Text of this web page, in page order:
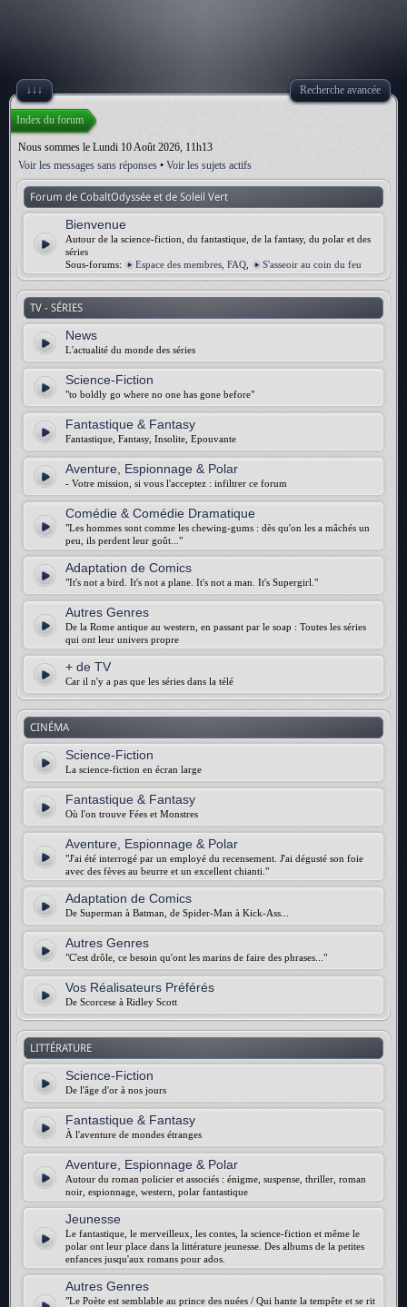
↓↓↓ Recherche avancée
Index du forum
Nous sommes le Lundi 10 Août 2026, 11h13
Voir les messages sans réponses • Voir les sujets actifs
Forum de CobaltOdyssée et de Soleil Vert
Bienvenue
Autour de la science-fiction, du fantastique, de la fantasy, du polar et des
séries
Sous-forums:
Espace des membres, FAQ S'asseoir au coin du feu
TV - SÉRIES
News
L'actualité du monde des séries
Science-Fiction
"to boldly go where no one has gone before"
Fantastique & Fantasy
Fantastique, Fantasy, Insolite, Epouvante
Aventure, Espionnage & Polar
- Votre mission, si vous l'acceptez : infiltrer ce forum
Comédie & Comédie Dramatique
"Les hommes sont comme les chewing-gums : dès qu'on les a mâchés un
peu, ils perdent leur goût..."
Adaptation de Comics
"It's not a bird. It's not a plane. It's not a man. It's Supergirl."
Autres Genres
De la Rome antique au western, en passant par le soap : Toutes les séries
qui ont leur univers propre
+ de TV
Car il n'y a pas que les séries dans la télé
CINÉMA
Science-Fiction
La science-fiction en écran large
Fantastique & Fantasy
Où l'on trouve Fées et Monstres
Aventure, Espionnage & Polar
"J'ai été interrogé par un employé du recensement. J'ai dégusté son foie
avec des fèves au beurre et un excellent chianti."
Adaptation de Comics
De Superman à Batman, de Spider-Man à Kick-Ass...
Autres Genres
"C'est drôle, ce besoin qu'ont les marins de faire des phrases..."
Vos Réalisateurs Préférés
De Scorcese à Ridley Scott
LITTÉRATURE
Science-Fiction
De l'âge d'or à nos jours
Fantastique & Fantasy
À l'aventure de mondes étranges
Aventure, Espionnage & Polar
Autour du roman policier et associés : énigme, suspense, thriller, roman
noir, espionnage, western, polar fantastique
Jeunesse
Le fantastique, le merveilleux, les contes, la science-fiction et même le
polar ont leur place dans la littérature jeunesse. Des albums de la petites
enfances jusqu'aux romans pour ados.
Autres Genres
"Le Poète est semblable au prince des nuées / Qui hante la tempête et se rit